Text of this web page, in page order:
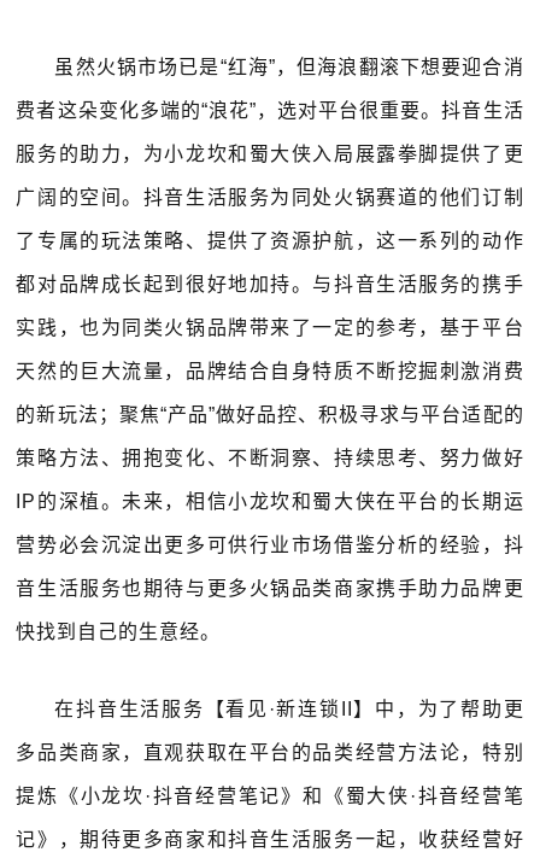
虽然火锅市场已是“红海”，但海浪翻滚下想要迎合消
费者这朵变化多端的“浪花”，选对平台很重要。抖音生活
服务的助力，为小龙坎和蜀大侠入局展露拳脚提供了更
广阔的空间。抖音生活服务为同处火锅赛道的他们订制
了专属的玩法策略、提供了资源护航，这一系列的动作
都对品牌成长起到很好地加持。与抖音生活服务的携手
实践，也为同类火锅品牌带来了一定的参考，基于平台
天然的巨大流量，品牌结合自身特质不断挖掘刺激消费
的新玩法；聚焦“产品”做好品控、积极寻求与平台适配的
策略方法、拥抱变化、不断洞察、持续思考、努力做好
IP的深植。未来，相信小龙坎和蜀大侠在平台的长期运
营势必会沉淀出更多可供行业市场借鉴分析的经验，抖
音生活服务也期待与更多火锅品类商家携手助力品牌更
快找到自己的生意经。
在抖音生活服务【看见·新连锁II】中，为了帮助更
多品类商家，直观获取在平台的品类经营方法论，特别
提炼《小龙坎·抖音经营笔记》和《蜀大侠·抖音经营笔
记》，期待更多商家和抖音生活服务一起，收获经营好